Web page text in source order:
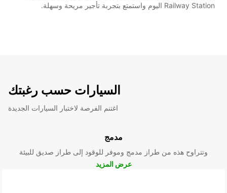
Railway Station اليوم واستمتع بتجربة تأجير مريحة وسهلة.
السيارات حسب رغبتك
اغتنم الفرصة لاختبار السيارات الجديدة
مدمج
وتتراوح هذه من طراز مدمج وموفر للوقود إلى طراز صديق للبيئة
عرض المزيد